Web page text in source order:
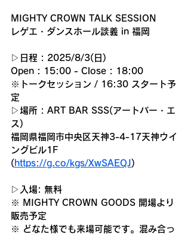
MIGHTY CROWN TALK SESSION
レゲエ・ダンスホール談義 in 福岡
▷日程 : 2025/8/3(日)
Open : 15:00 - Close : 18:00
※トークセッション / 16:30 スタート予
定
▷場所 : ART BAR SSS(アートバー・エ
ス)
福岡県福岡市中央区天神3-4-17天神ウイ
ングビル1F
( https://g.co/kgs/XwSAEQJ)
▷入場: 無料
※ MIGHTY CROWN GOODS 開場より
販売予定
※ どなた様でも来場可能です。混み合っ